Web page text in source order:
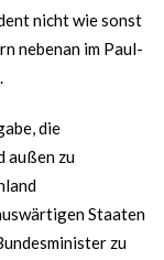
nicht wie sonst
nebenan im Paul-
die
außen zu
Staaten
zu